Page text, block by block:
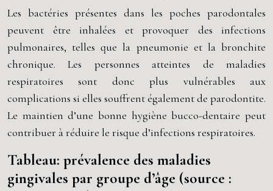
Les bactéries présentes dans les poches parodontales
peuvent être inhalées et provoquer des infections
pulmonaires, telles que la pneumonie et la bronchite
chronique. Les personnes atteintes de maladies
respiratoires sont donc plus vulnérables aux
complications si elles souffrent également de parodontite.
Le maintien d’une bonne hygiène bucco-dentaire peut
contribuer à réduire le risque d’infections respiratoires.
Tableau: prévalence des maladies
gingivales par groupe d’âge (source :